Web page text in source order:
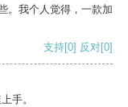
。我个人觉得，一款加
支持[0] 反对[0]
手。